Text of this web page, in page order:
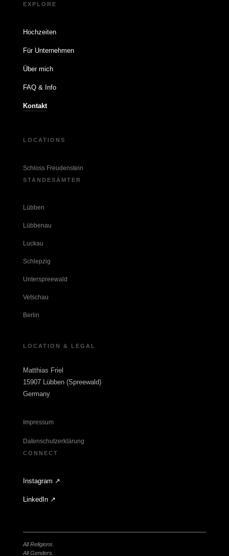
EXPLORE
Hochzeiten
Für Unternehmen
Über mich
FAQ & Info
Kontakt
LOCATIONS
Schloss Freudenstein
STANDESÄMTER
Lübben
Lübbenau
Luckau
Schlepzig
Unterspreewald
Vetschau
Berlin
LOCATION & LEGAL
Matthias Friel
15907 Lübben (Spreewald)
Germany
Impressum
Datenschutzerklärung
CONNECT
Instagram ↗
LinkedIn ↗
All Religions.
All Genders.